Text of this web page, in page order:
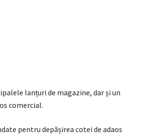
lanțuri de magazine, dar și un
comercial.
pentru depășirea cotei de adaos